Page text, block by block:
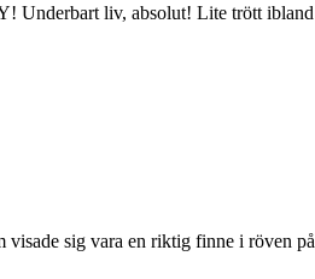
liv, absolut! Lite trött
sig vara en riktig finne i röven